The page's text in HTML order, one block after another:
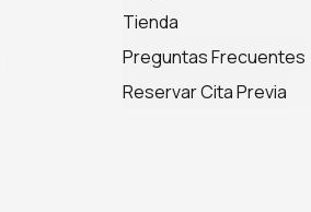
Tienda
Preguntas Frecuentes
Reservar Cita Previa